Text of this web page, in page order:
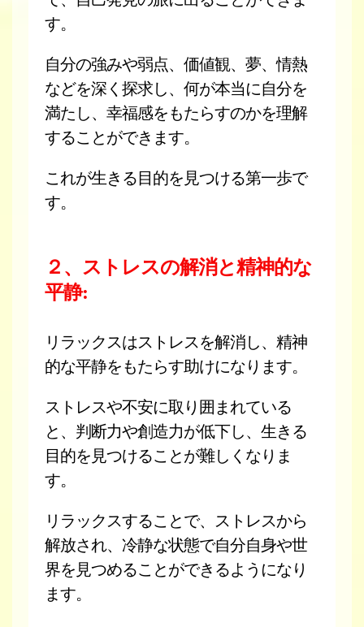
す。
自分の強みや弱点、価値観、夢、情熱
などを深く探求し、何が本当に自分を
満たし、幸福感をもたらすのかを理解
することができます。
これが生きる目的を見つける第一歩で
す。
２、ストレスの解消と精神的な
平静:
リラックスはストレスを解消し、精神
的な平静をもたらす助けになります。
ストレスや不安に取り囲まれている
と、判断力や創造力が低下し、生きる
目的を見つけることが難しくなりま
す。
リラックスすることで、ストレスから
解放され、冷静な状態で自分自身や世
界を見つめることができるようになり
ます。